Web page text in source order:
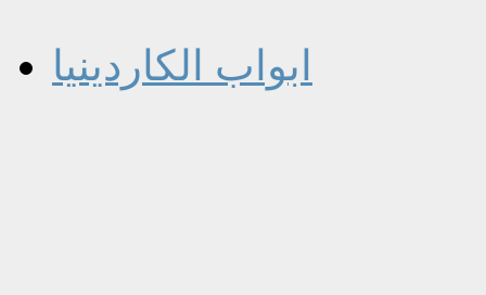
ابواب الكاردينيا